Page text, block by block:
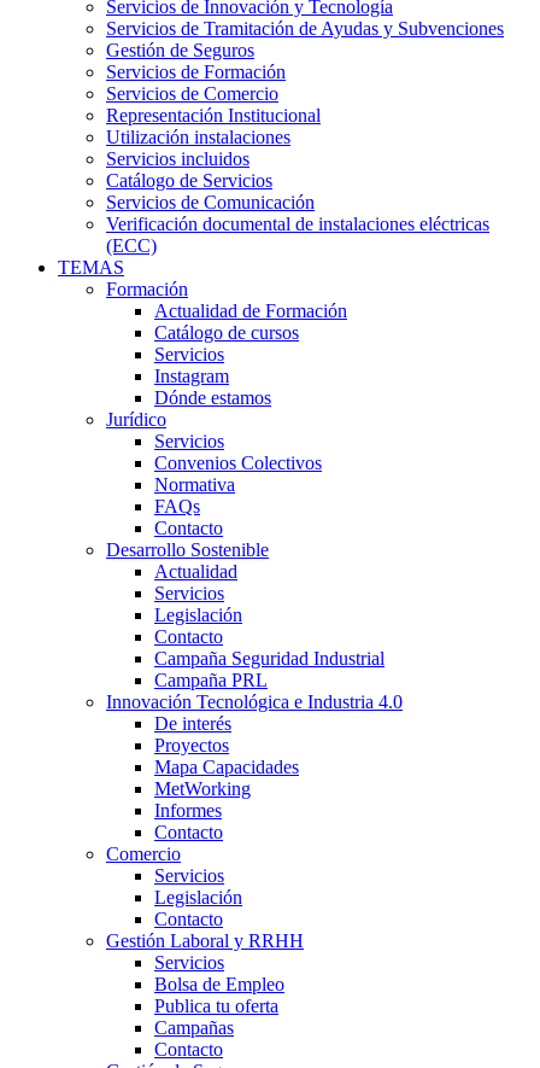
Servicios de Innovación y Tecnología
Servicios de Tramitación de Ayudas y Subvenciones
Gestión de Seguros
Servicios de Formación
Servicios de Comercio
Representación Institucional
Utilización instalaciones
Servicios incluidos
Catálogo de Servicios
Servicios de Comunicación
Verificación documental de instalaciones eléctricas
(ECC)
TEMAS
Formación
Actualidad de Formación
Catálogo de cursos
Servicios
Instagram
Dónde estamos
Jurídico
Servicios
Convenios Colectivos
Normativa
FAQs
Contacto
Desarrollo Sostenible
Actualidad
Servicios
Legislación
Contacto
Campaña Seguridad Industrial
Campaña PRL
Innovación Tecnológica e Industria 4.0
De interés
Proyectos
Mapa Capacidades
MetWorking
Informes
Contacto
Comercio
Servicios
Legislación
Contacto
Gestión Laboral y RRHH
Servicios
Bolsa de Empleo
Publica tu oferta
Campañas
Contacto